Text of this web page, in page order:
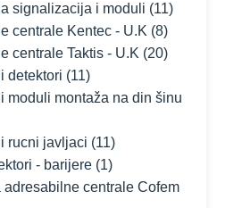
signalizacija i moduli (11)
centrale Kentec - U.K (8)
centrale Taktis - U.K (20)
detektori (11)
moduli montaža na din šinu
rucni javljaci (11)
- barijere (1)
adresabilne centrale Cofem